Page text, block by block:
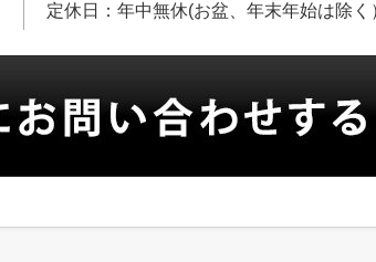
定休日：年中無休(お盆、年末年始は除く